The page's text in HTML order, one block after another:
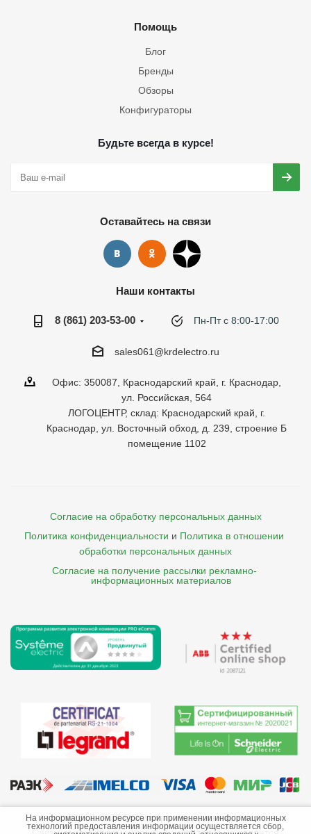
Помощь
Блог
Бренды
Обзоры
Конфигураторы
Будьте всегда в курсе!
Оставайтесь на связи
Наши контакты
8 (861) 203-53-00 Пн-Пт с 8:00-17:00
sales061@krdelectro.ru
Офис: 350087, Краснодарский край, г. Краснодар,
ул. Российская, 564
ЛОГОЦЕНТР, склад: Краснодарский край, г.
Краснодар, ул. Восточный обход, д. 239, строение Б
помещение 1102
Согласие на обработку персональных данных
Политика конфиденциальности и Политика в отношении
обработки персональных данных
Согласие на получение рассылки рекламно-
    информационных материалов
©2013-2026 ООО «Краснодарэлектро»
На информационном ресурсе при применении информационных
технологий предоставления информации осуществляется сбор,